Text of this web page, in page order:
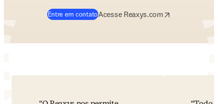
Entre em contatoAcesse Reaxys.comabre em uma
opens in new tab/window